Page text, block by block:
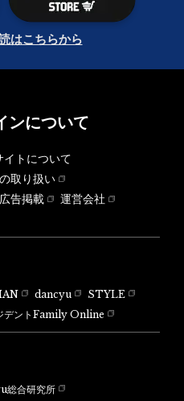
はこちらから
ンについて
イトについて
取り扱い
広告掲載
運営会社
dancyu
STYLE
デントFamily Online
総合研究所